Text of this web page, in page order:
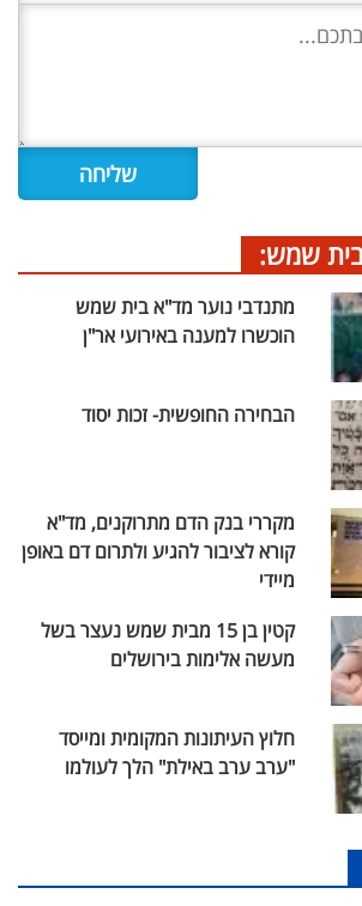
שמש:
מתנדבי נוער מד"א בית שמש
הוכשרו למענה באירועי אר"ן
הבחירה החופשית- זכות יסוד
מקררי בנק הדם מתרוקנים, מד"א
קורא לציבור להגיע ולתרום דם באופן
מיידי
קטין בן 15 מבית שמש נעצר בשל
מעשה אלימות בירושלים
חלוץ העיתונות המקומית ומייסד
"ערב ערב באילת" הלך לעולמו